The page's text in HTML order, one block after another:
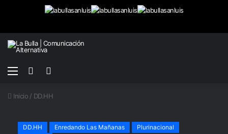
Menú
Buscar
Inicio / DD.HH
DD.HH Enredando Las Mañanas
Plurinacional